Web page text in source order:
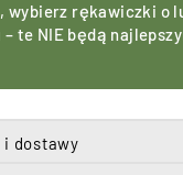
wybierz rękawiczki o
– te NIE będą
i dostawy